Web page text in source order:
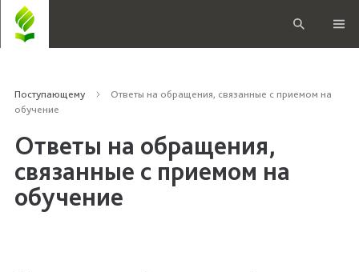
Поступающему
Ответы на обращения, связанные с приемом на
обучение
Ответы на обращения,
связанные с приемом на
обучение